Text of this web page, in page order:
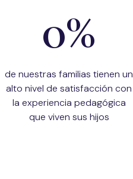
0%
de nuestras familias tienen un
alto nivel de satisfacción con
la experiencia pedagógica
que viven sus hijos